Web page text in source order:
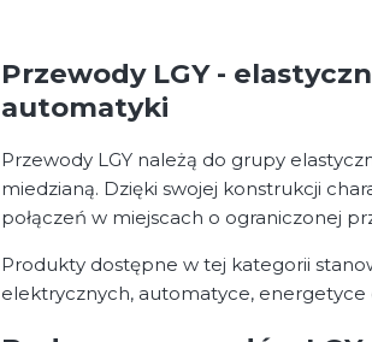
Przewody LGY -
automatyki
Przewody LGY należą do grupy
miedzianą. Dzięki swojej konstrukcji
połączeń w miejscach o ograniczonej
Produkty dostępne w tej kategorii
elektrycznych, automatyce, energetyce